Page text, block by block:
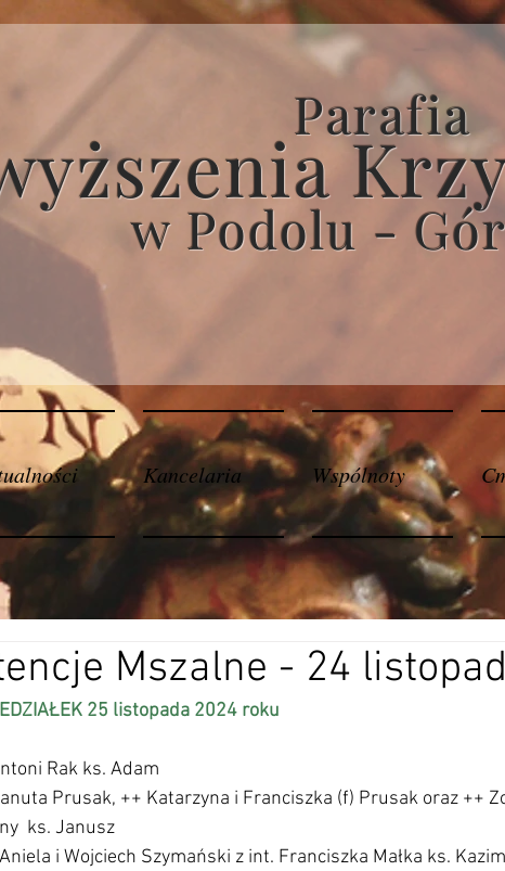
Parafia
w Podolu -
Kancelaria Wspólnoty
Mszalne - 24
25 listopada 2024 roku
Rak ks. Adam
Prusak, ++ Katarzyna i Franciszka (f) Prusak oraz ++
ks. Janusz
i Wojciech Szymański z int. Franciszka Małka ks.